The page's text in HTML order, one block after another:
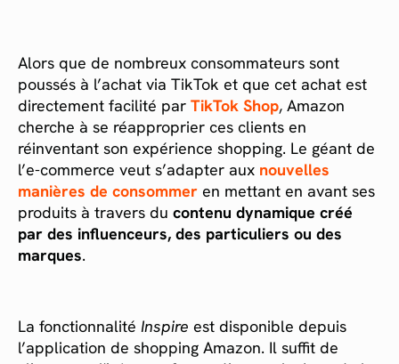
Alors que de nombreux consommateurs sont
poussés à l’achat via TikTok et que cet achat est
directement facilité par TikTok Shop, Amazon
cherche à se réapproprier ces clients en
réinventant son expérience shopping. Le géant de
l’e-commerce veut s’adapter aux nouvelles
manières de consommer en mettant en avant ses
produits à travers du contenu dynamique créé
par des influenceurs, des particuliers ou des
marques.
La fonctionnalité Inspire est disponible depuis
l’application de shopping Amazon. Il suffit de